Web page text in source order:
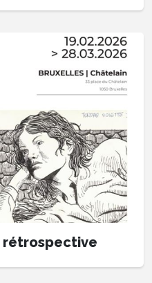
rétrospective